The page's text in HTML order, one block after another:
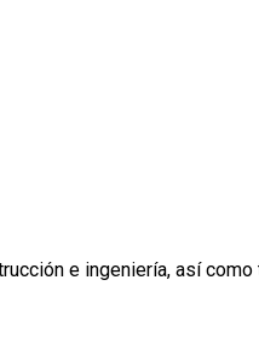
e ingeniería, así